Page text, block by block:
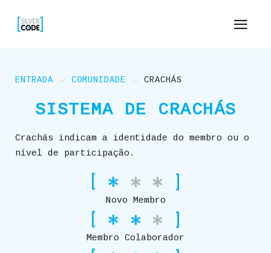
ENTRADA COMUNIDADE CRACHÁS
SISTEMA DE CRACHÁS
Crachás indicam a identidade do membro ou o
nível de participação.
Novo Membro
Membro Colaborador